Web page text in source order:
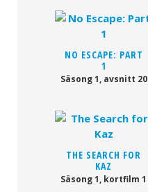
NO ESCAPE: PART
1
Säsong 1, avsnitt 20
THE SEARCH FOR
KAZ
Säsong 1, kortfilm 1